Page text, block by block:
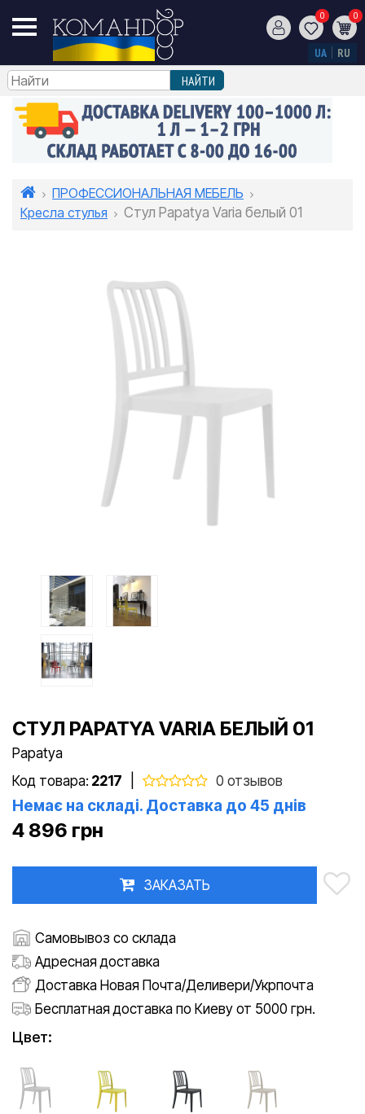
0 0
UA RU
ПРОФЕССИОНАЛЬНАЯ МЕБЕЛЬ
Кресла стулья
Стул Papatya Varia белый 01
СТУЛ PAPATYA VARIA БЕЛЫЙ 01
Papatya
Код товара: 2217 0 отзывов
Немає на складі. Доставка до 45 днів
4 896 грн
ЗАКАЗАТЬ
Самовывоз со склада
Адресная доставка
Доставка Новая Почта/Деливери/Укрпочта
Бесплатная доставка по Киеву от 5000 грн.
Цвет: